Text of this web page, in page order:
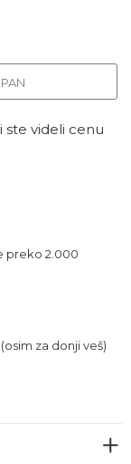
ste videli cenu
preko 2.000
(osim za donji veš)